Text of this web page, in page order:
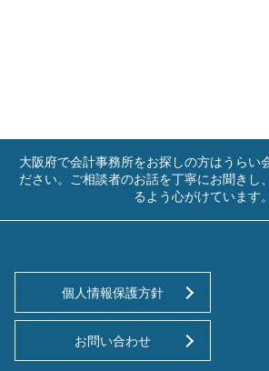
大阪府で会計事務所をお探しの方はうらい
ださい。ご相談者のお話を丁寧にお聞きし
るよう心がけています。
個人情報保護方針
お問い合わせ